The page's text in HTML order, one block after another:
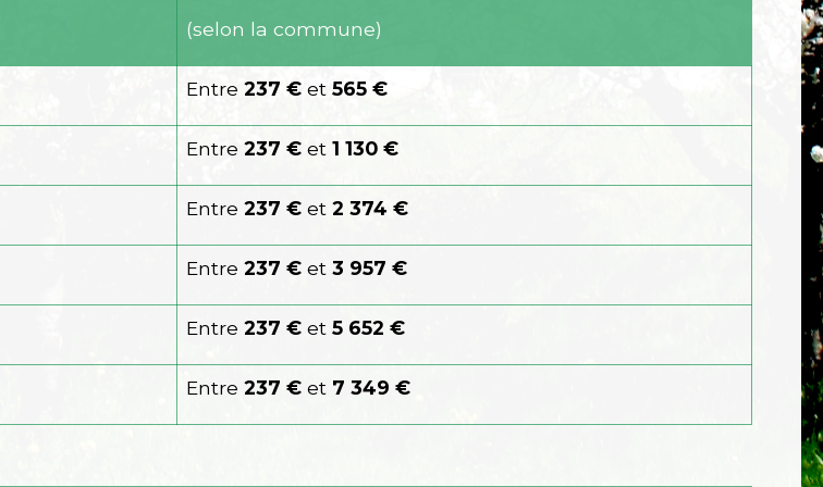
(selon la commune)
Entre 237 € et 565 €
Entre 237 € et 1 130 €
Entre 237 € et 2 374 €
Entre 237 € et 3 957 €
Entre 237 € et 5 652 €
Entre 237 € et 7 349 €